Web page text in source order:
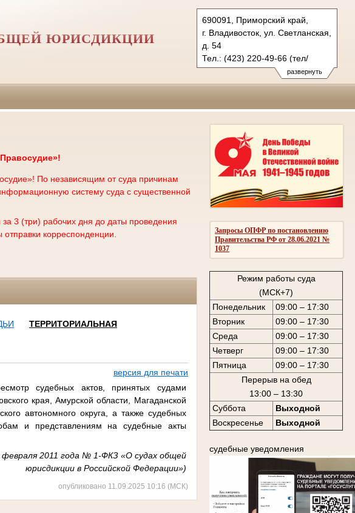
развернуть
690091, Приморский край,
г. Владивосток, ул. Светланская,
д. 54
Тел.: (423) 220-49-66 (тел/
факс), 220-50-98 (уг.)
220-50-85 (гр/а)
ЮРИСДИКЦИИ
Запросы ОПФР по постановлению
Правительства РФ от 28.06.2021 №
1037
Режим работы суда
(МСК+7)
Понедельник
09:00 – 17:30
Вторник
09:00 – 17:30
Среда
09:00 – 17:30
Четверг
09:00 – 17:30
Пятница
09:00 – 17:30
Перерыв на обед
13:00 – 13:30
Суббота
Выходной
Воскресенье
Выходной
судебные уведомления
По независящим от суда причинам
систему суда с существенной
3 (три) рабочих дня до даты проведения
корреспонденции.
ТЕРРИТОРИАЛЬНАЯ
версия для печати
судебных актов, принятых судами
края, Амурской области, Магаданской
автономного округа, а также судебных
и представлениям на судебные акты
2011 года № 1-ФКЗ «О судах общей
юрисдикции в Российской Федерации»)
опубликовано 11.09.2025 10:16 (МСК)